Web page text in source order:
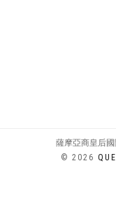
薩摩亞商皇后
© 2026